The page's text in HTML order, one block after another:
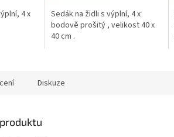
4 x
Sedák na židli s výplní, 4 x
bodově prošitý , velikost 40 x
40 cm .
Diskuze